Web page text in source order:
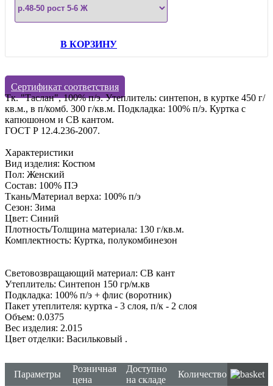
В КОРЗИНУ
Сертификат соответствия
Тк. "Таслан", 100% п/э. Утеплитель: синтепон, в куртке 450 г/
кв.м., в п/комб. 300 г/кв.м. Подкладка: 100% п/э. Куртка с
капюшоном и СВ кантом.
ГОСТ Р 12.4.236-2007.
Характеристики
Вид изделия: Костюм
Пол: Женский
Состав: 100% ПЭ
Ткань/Материал верха: 100% п/э
Сезон: Зима
Цвет: Синий
Плотность/Толщина материала: 130 г/кв.м.
Комплектность: Куртка, полукомбинезон
Световозвращающий материал: СВ кант
Утеплитель: Синтепон 150 гр/м.кв
Подкладка: 100% п/э + флис (воротник)
Пакет утеплителя: куртка - 3 слоя, п/к - 2 слоя
Объем: 0.0375
Вес изделия: 2.015
Цвет отделки: Васильковый .
Параметры
Розничная
цена
Доступно
на складе
Количество